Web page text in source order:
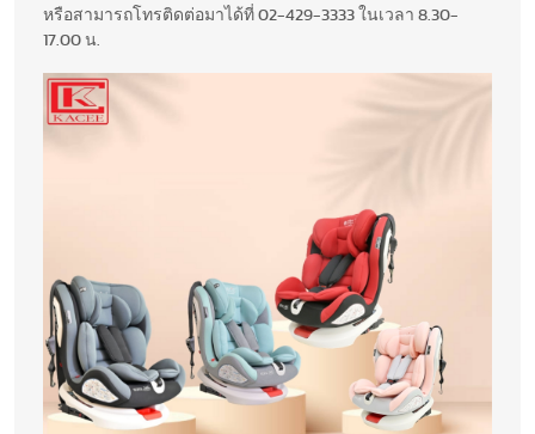
หรือสามารถโทรติดต่อมาได้ที่ 02-429-3333 ในเวลา 8.30-
17.00 น.